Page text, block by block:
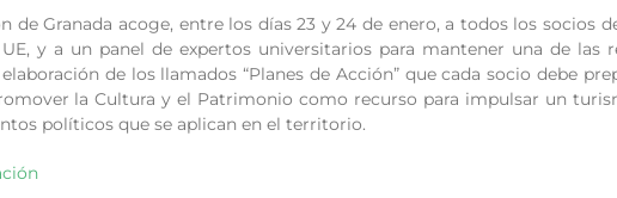
de Granada acoge, entre los días 23 y 24 de enero, a todos los socios
y a un panel de expertos universitarios para mantener una de
de los llamados “Planes de Acción” que cada socio debe
la Cultura y el Patrimonio como recurso para impulsar un
políticos que se aplican en el territorio.